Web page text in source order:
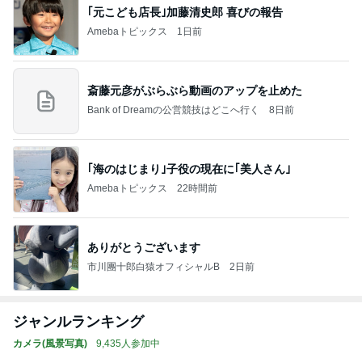
｢元こども店長｣加藤清史郎 喜びの報告
Amebaトピックス 1日前
斎藤元彦がぶらぶら動画のアップを止めた
Bank of Dreamの公営競技はどこへ行く 8日前
｢海のはじまり｣子役の現在に｢美人さん｣
Amebaトピックス 22時間前
ありがとうございます
市川團十郎白猿オフィシャルB 2日前
ジャンルランキング
カメラ(風景写真) 9,435人参加中